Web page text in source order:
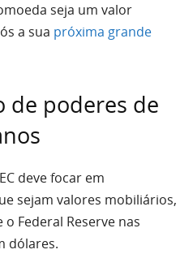
seja um valor
a sua próxima grande
de poderes de
deve focar em
sejam valores mobiliários,
o Federal Reserve nas
dólares.